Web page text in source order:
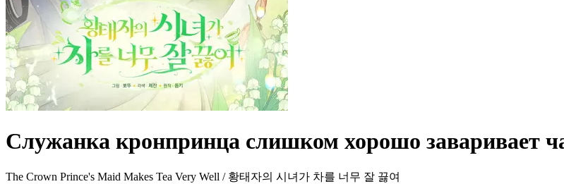
Служанка кронпринца слишком хорошо заваривает
The Crown Prince's Maid Makes Tea Very Well / 황태자의 시녀가 차를 너무 잘 끓여